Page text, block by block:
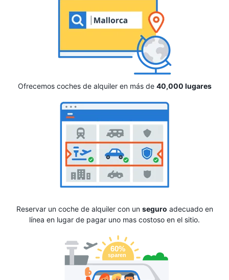
Ofrecemos coches de alquiler en más de 40,000 lugares
Reservar un coche de alquiler con un seguro adecuado en
línea en lugar de pagar uno mas costoso en el sitio.